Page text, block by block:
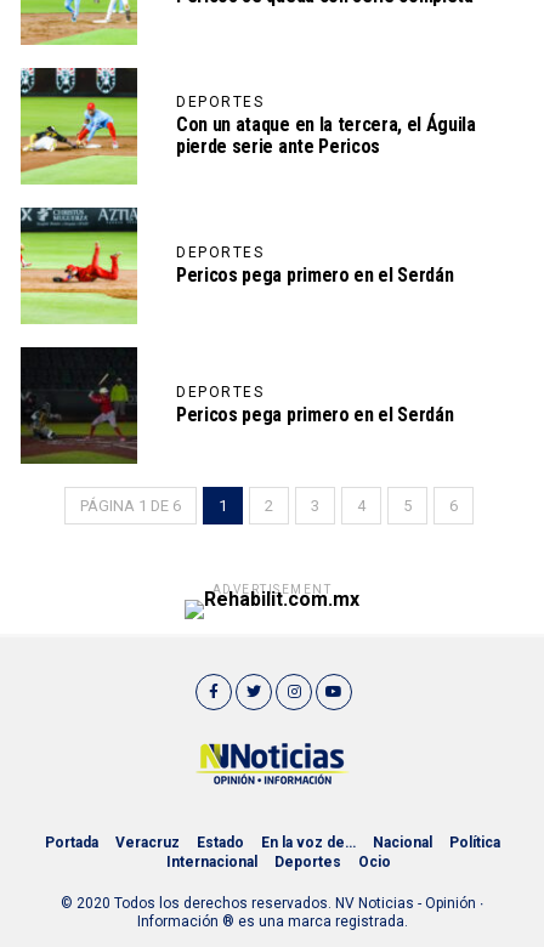
DEPORTES
Con un ataque en la tercera, el Águila
pierde serie ante Pericos
DEPORTES
Pericos pega primero en el Serdán
DEPORTES
Pericos pega primero en el Serdán
PÁGINA 1 DE 6 1 2 3 4 5 6
ADVERTISEMENT
Portada Veracruz Estado En la voz de… Nacional
Política
Internacional
Deportes Ocio
© 2020 Todos los derechos reservados. NV Noticias - Opinión ∙
Información ® es una marca registrada.